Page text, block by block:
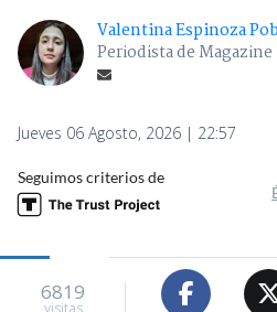
Valentina Espinoza
Periodista de Magazine
Jueves 06 Agosto, 2026 | 22:57
Seguimos criterios de
6819